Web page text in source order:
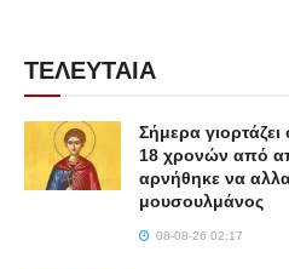
ΤΕΛΕΥΤΑΙΑ
Σήμερα
18 χρονών από
αρνήθηκε να
μουσουλμάνος
08-08-26 02:17